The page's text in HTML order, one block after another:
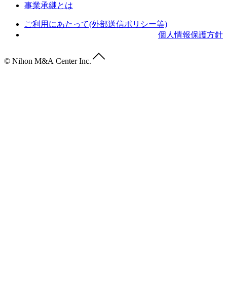
事業承継とは
ご利用にあたって(外部送信ポリシー等)
個人情報保護方針
© Nihon M&A Center Inc.